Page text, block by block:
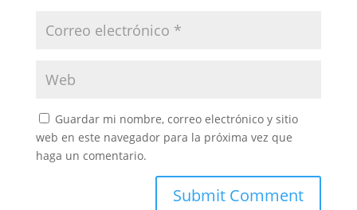
Guardar mi nombre, correo electrónico y sitio
web en este navegador para la próxima vez que
haga un comentario.